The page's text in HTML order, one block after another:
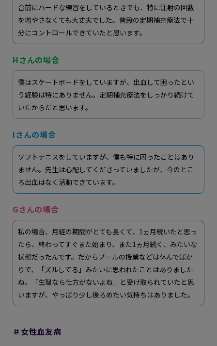
合前にハードな練習をしているときでも、特に注射の回数
を増やさなくても大丈夫でした。普段の定期補充療法で十
分にコントロールできていたと思います。
Hさんの場合
僕はスケートボードをしていますが、出血して困ったとい
う経験は特にありません。定期補充療法をしっかり続けて
いたからだと思います。
Iさんの場合
ソフトテニスをしていますが、僕も特に困ったことはあり
ません。先生は心配してくださっていましたが、今のとこ
ろ出血はなく活動できています。
Gさんの場合
私の場合、月経の期間がとても長くて、1ヵ月続いたと思っ
たら、終わってすぐまた始まり、また1ヵ月続く、みたいな
状態だったんです。だからプールの授業などは休んでばか
りで、「ズルしてる」みたいに思われたことはありました
ね。「生理なら仕方がないよね」と受け取られていたと思
いますが、やっぱり少し後ろめたい気持ちはありました。
＃女性血友病